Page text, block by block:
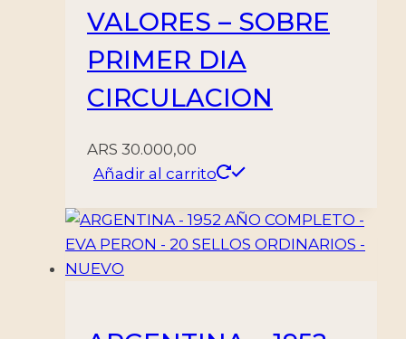
VALORES – SOBRE
PRIMER DIA
CIRCULACION
ARS 30.000,00
Añadir al carrito